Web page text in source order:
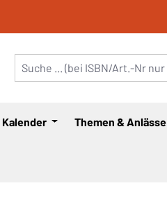
Kalender Themen & Anlässe